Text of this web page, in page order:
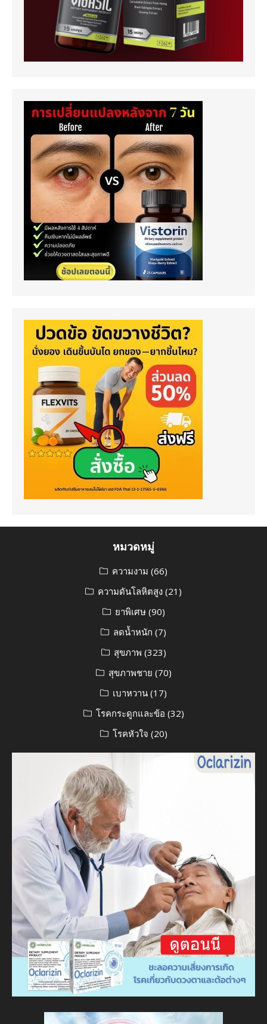
หมวดหมู่
ความงาม (66)
ความดันโลหิตสูง (21)
ยาพิเศษ(90)
ลดน้ำหนัก (7)
สุขภาพ (323)
สุขภาพชาย (70)
เบาหวาน (17)
โรคกระดูกและข้อ (32)
โรคหัวใจ (20)